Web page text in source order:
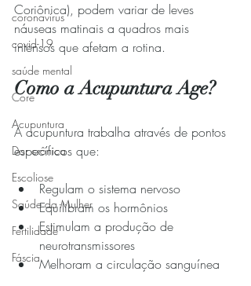
coronavírus
covid-19
saúde mental
Core
Acupuntura
Dor crônica
Escoliose
Saúde da Mulher
Fertilidade
Fáscia
Coriônica), podem variar de leves
náuseas matinais a quadros mais
intensos que afetam a rotina.
Como a Acupuntura Age?
A acupuntura trabalha através de pontos
específicos que:
Regulam o sistema nervoso
Equilibram os hormônios
Estimulam a produção de
neurotransmissores
Melhoram a circulação sanguínea